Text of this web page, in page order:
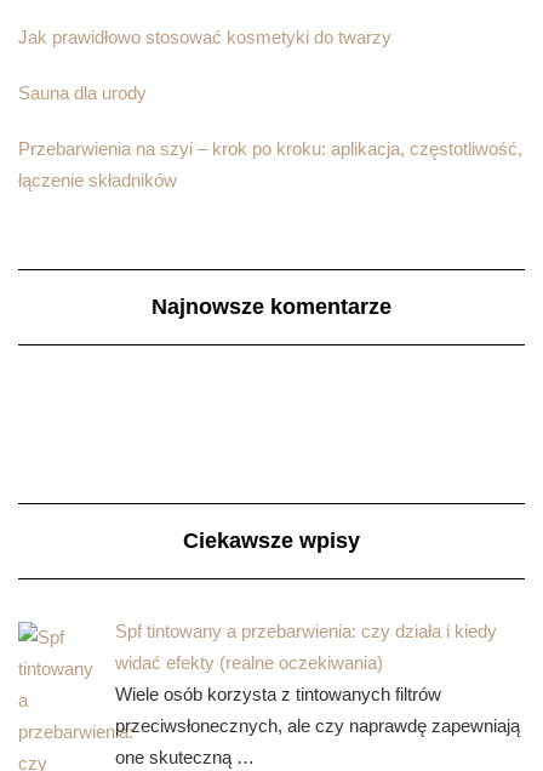
Jak prawidłowo stosować kosmetyki do twarzy
Sauna dla urody
Przebarwienia na szyi – krok po kroku: aplikacja, częstotliwość,
łączenie składników
Najnowsze komentarze
Ciekawsze wpisy
Spf tintowany a przebarwienia: czy działa i kiedy
widać efekty (realne oczekiwania)
Wiele osób korzysta z tintowanych filtrów
przeciwsłonecznych, ale czy naprawdę zapewniają
one skuteczną …